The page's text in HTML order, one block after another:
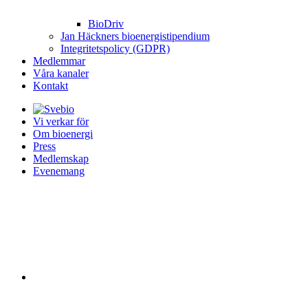
BioDriv
Jan Häckners bioenergistipendium
Integritetspolicy (GDPR)
Medlemmar
Våra kanaler
Kontakt
Vi verkar för
Om bioenergi
Press
Medlemskap
Evenemang